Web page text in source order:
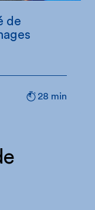
de
28 min